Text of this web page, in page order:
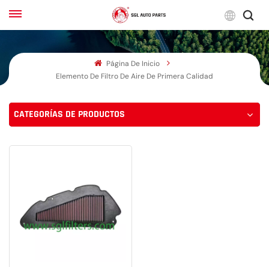
English
Français
Página De Inicio
Elemento De Filtro De Aire De Primera Calidad
CATEGORÍAS DE PRODUCTOS